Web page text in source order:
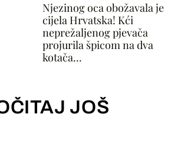
Njezinog oca obožavala je
cijela Hrvatska! Kći
neprežaljenog pjevača
projurila špicom na dva
kotača...
JOŠ